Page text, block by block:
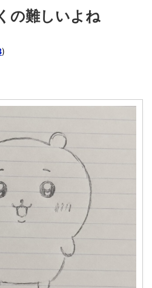
の難しいよね
)